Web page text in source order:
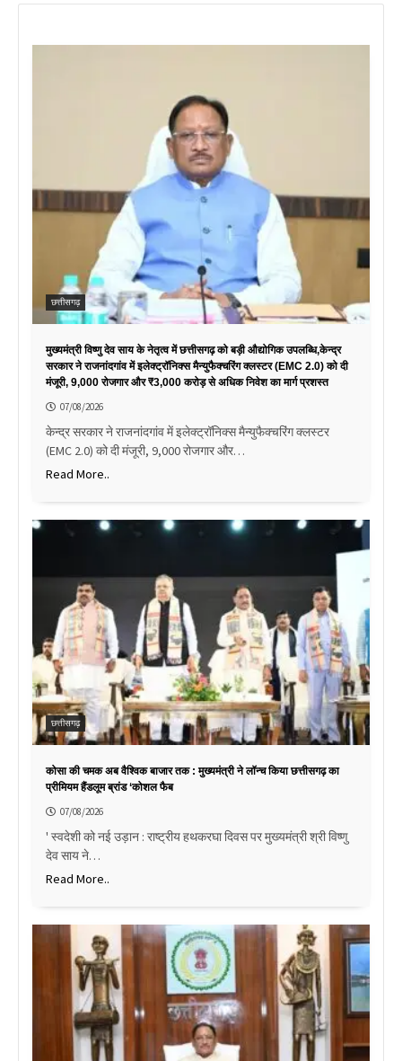
छत्तीसगढ़
मुख्यमंत्री विष्णु देव साय के नेतृत्व में छत्तीसगढ़ को बड़ी औद्योगिक उपलब्धि,केन्द्र
सरकार ने राजनांदगांव में इलेक्ट्रॉनिक्स मैन्युफैक्चरिंग क्लस्टर (EMC 2.0) को दी
मंजूरी, 9,000 रोजगार और ₹3,000 करोड़ से अधिक निवेश का मार्ग प्रशस्त
07/08/2026
केन्द्र सरकार ने राजनांदगांव में इलेक्ट्रॉनिक्स मैन्युफैक्चरिंग क्लस्टर
(EMC 2.0) को दी मंजूरी, 9,000 रोजगार और…
Read More..
छत्तीसगढ़
कोसा की चमक अब वैश्विक बाजार तक : मुख्यमंत्री ने लॉन्च किया छत्तीसगढ़ का
प्रीमियम हैंडलूम ब्रांड ‘कोशल फैब
07/08/2026
' स्वदेशी को नई उड़ान : राष्ट्रीय हथकरघा दिवस पर मुख्यमंत्री श्री विष्णु
देव साय ने…
Read More..